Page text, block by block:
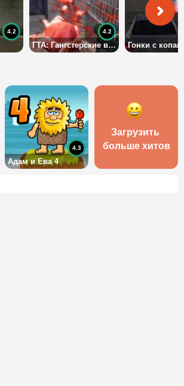
4.2
ГТА: Гангстерские войны
4.2
Гонки с
Адам и Ева 4
4.3
Загрузить
больше хитов